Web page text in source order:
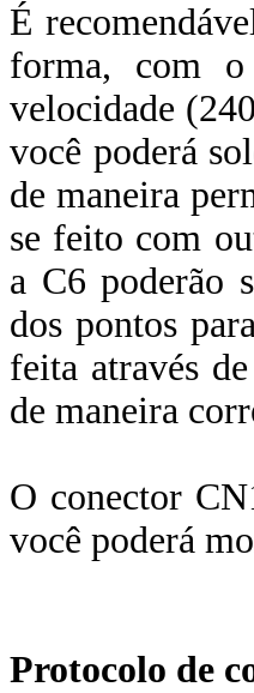
É
forma, com
velocidade
você poderá
de maneira
se feito com
a C6 poderão
dos pontos
feita através
de maneira
O conector
você poderá
Protocolo de